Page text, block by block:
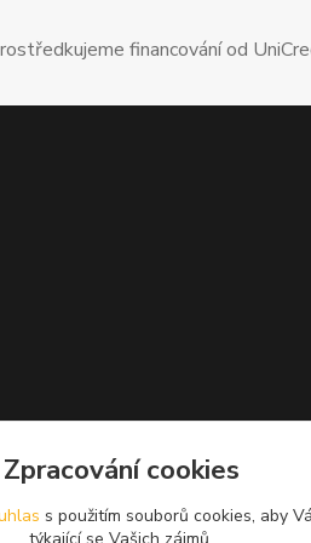
financování od
Zpracování cookies
s použitím souborů cookies, aby